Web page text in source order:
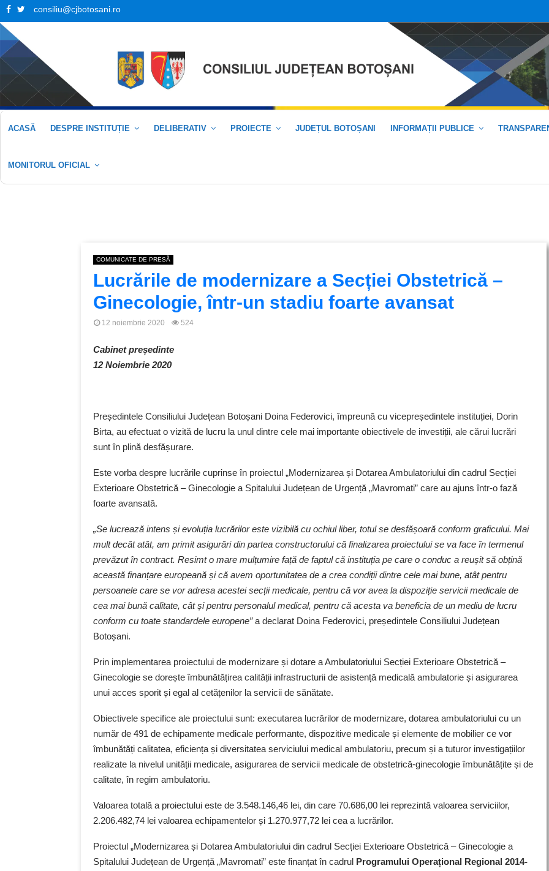
Facebook
Twitter
consiliu@cjbotosani.ro
ACASĂ DESPRE INSTITUȚIE DELIBERATIV PROIECTE JUDEȚUL BOTOȘANI INFORMAȚII PUBLICE
MONITORUL OFICIAL
COMUNICATE DE PRESĂ
Lucrările de modernizare a Secției Obstetrică –
Ginecologie, într-un stadiu foarte avansat
12 noiembrie 2020 524
Cabinet președinte
12 Noiembrie 2020
Președintele Consiliului Județean Botoșani Doina Federovici, împreună cu vicepreședintele instituției, Dorin
Birta, au efectuat o vizită de lucru la unul dintre cele mai importante obiectivele de investiții, ale cărui lucrări
sunt în plină desfășurare.
Este vorba despre lucrările cuprinse în proiectul „Modernizarea și Dotarea Ambulatoriului din cadrul Secției
Exterioare Obstetrică – Ginecologie a Spitalului Județean de Urgență „Mavromati” care au ajuns într-o fază
foarte avansată.
„Se lucrează intens și evoluția lucrărilor este vizibilă cu ochiul liber, totul se desfășoară conform graficului. Mai
mult decât atât, am primit asigurări din partea constructorului că finalizarea proiectului se va face în termenul
prevăzut în contract. Resimt o mare mulțumire față de faptul că instituția pe care o conduc a reușit să obțină
această finanțare europeană și că avem oportunitatea de a crea condiții dintre cele mai bune, atât pentru
persoanele care se vor adresa acestei secții medicale, pentru că vor avea la dispoziție servicii medicale de
cea mai bună calitate, cât și pentru personalul medical, pentru că acesta va beneficia de un mediu de lucru
conform cu toate standardele europene”a declarat Doina Federovici, președintele Consiliului Județean
Botoșani.
Prin implementarea proiectului de modernizare și dotare a Ambulatoriului Secției Exterioare Obstetrică –
Ginecologie se dorește îmbunătățirea calității infrastructurii de asistență medicală ambulatorie și asigurarea
unui acces sporit și egal al cetățenilor la servicii de sănătate.
Obiectivele specifice ale proiectului sunt: executarea lucrărilor de modernizare, dotarea ambulatoriului cu un
număr de 491 de echipamente medicale performante, dispozitive medicale și elemente de mobilier ce vor
îmbunătăți calitatea, eficiența și diversitatea serviciului medical ambulatoriu, precum și a tuturor investigațiilor
realizate la nivelul unității medicale, asigurarea de servicii medicale de obstetrică-ginecologie îmbunătățite și de
calitate, în regim ambulatoriu.
Valoarea totală a proiectului este de 3.548.146,46 lei, din care 70.686,00 lei reprezintă valoarea serviciilor,
2.206.482,74 lei valoarea echipamentelor și 1.270.977,72 lei cea a lucrărilor.
Proiectul „Modernizarea și Dotarea Ambulatoriului din cadrul Secției Exterioare Obstetrică – Ginecologie a
Spitalului Județean de Urgență „Mavromati” este finanțat în cadrul Programului Operațional Regional 2014-